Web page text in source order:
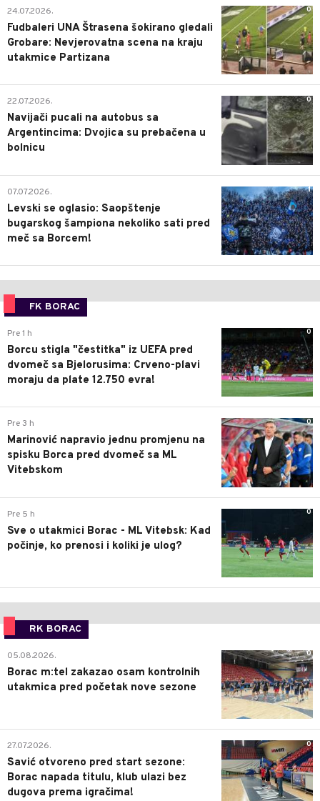
0
24.07.2026.
Fudbaleri UNA Štrasena šokirano gledali
Grobare: Nevjerovatna scena na kraju
utakmice Partizana
0
22.07.2026.
Navijači pucali na autobus sa
Argentincima: Dvojica su prebačena u
bolnicu
1
07.07.2026.
Levski se oglasio: Saopštenje
bugarskog šampiona nekoliko sati pred
meč sa Borcem!
FK BORAC
0
Pre 1 h
Borcu stigla "čestitka" iz UEFA pred
dvomeč sa Bjelorusima: Crveno-plavi
moraju da plate 12.750 evra!
0
Pre 3 h
Marinović napravio jednu promjenu na
spisku Borca pred dvomeč sa ML
Vitebskom
0
Pre 5 h
Sve o utakmici Borac - ML Vitebsk: Kad
počinje, ko prenosi i koliki je ulog?
RK BORAC
0
05.08.2026.
Borac m:tel zakazao osam kontrolnih
utakmica pred početak nove sezone
0
27.07.2026.
Savić otvoreno pred start sezone:
Borac napada titulu, klub ulazi bez
dugova prema igračima!